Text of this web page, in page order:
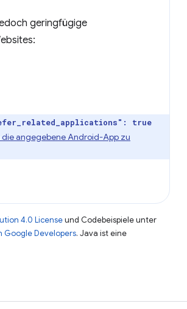
geringfügige
true
angegebene Android-App zu
4.0 Licenseund Codebeispiele unter
Google Developers. Java ist eine